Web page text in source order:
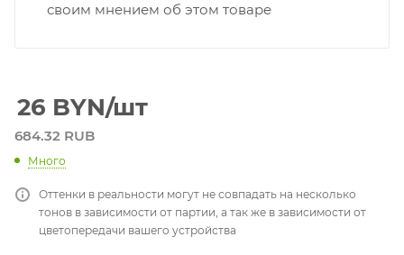
своим мнением об этом товаре
26 BYN/шт
684.32 RUB
Много
Оттенки в реальности могут не совпадать на несколько
тонов в зависимости от партии, а так же в зависимости от
цветопередачи вашего устройства